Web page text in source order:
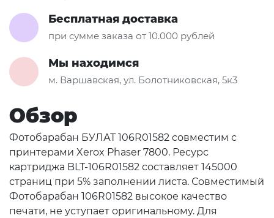
Бесплатная доставка
при сумме заказа от 10.000 рублей
Мы находимся
м. Варшавская, ул. Болотниковская, 5к3
Обзор
Фотобарабан БУЛАТ 106R01582 совместим с
принтерами Xerox Phaser 7800. Ресурс
картриджа BLT-106R01582 составляет 145000
страниц при 5% заполнении листа. Совместимый
Фотобарабан 106R01582 высокое качество
печати, не уступает оригинальному. Для